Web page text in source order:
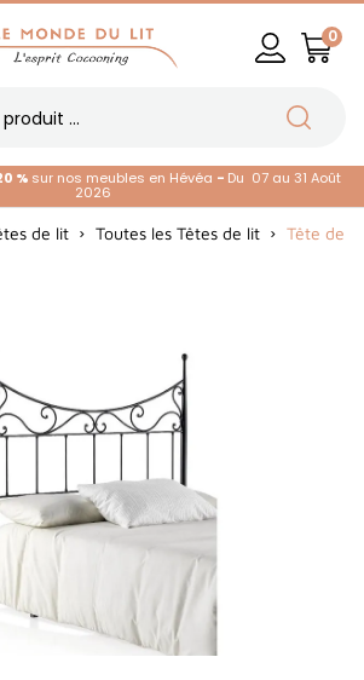
0
% sur nos meubles en Hévéa - Du 07 au 31 Août
2026
de lit Toutes les Têtes de lit
Tête de